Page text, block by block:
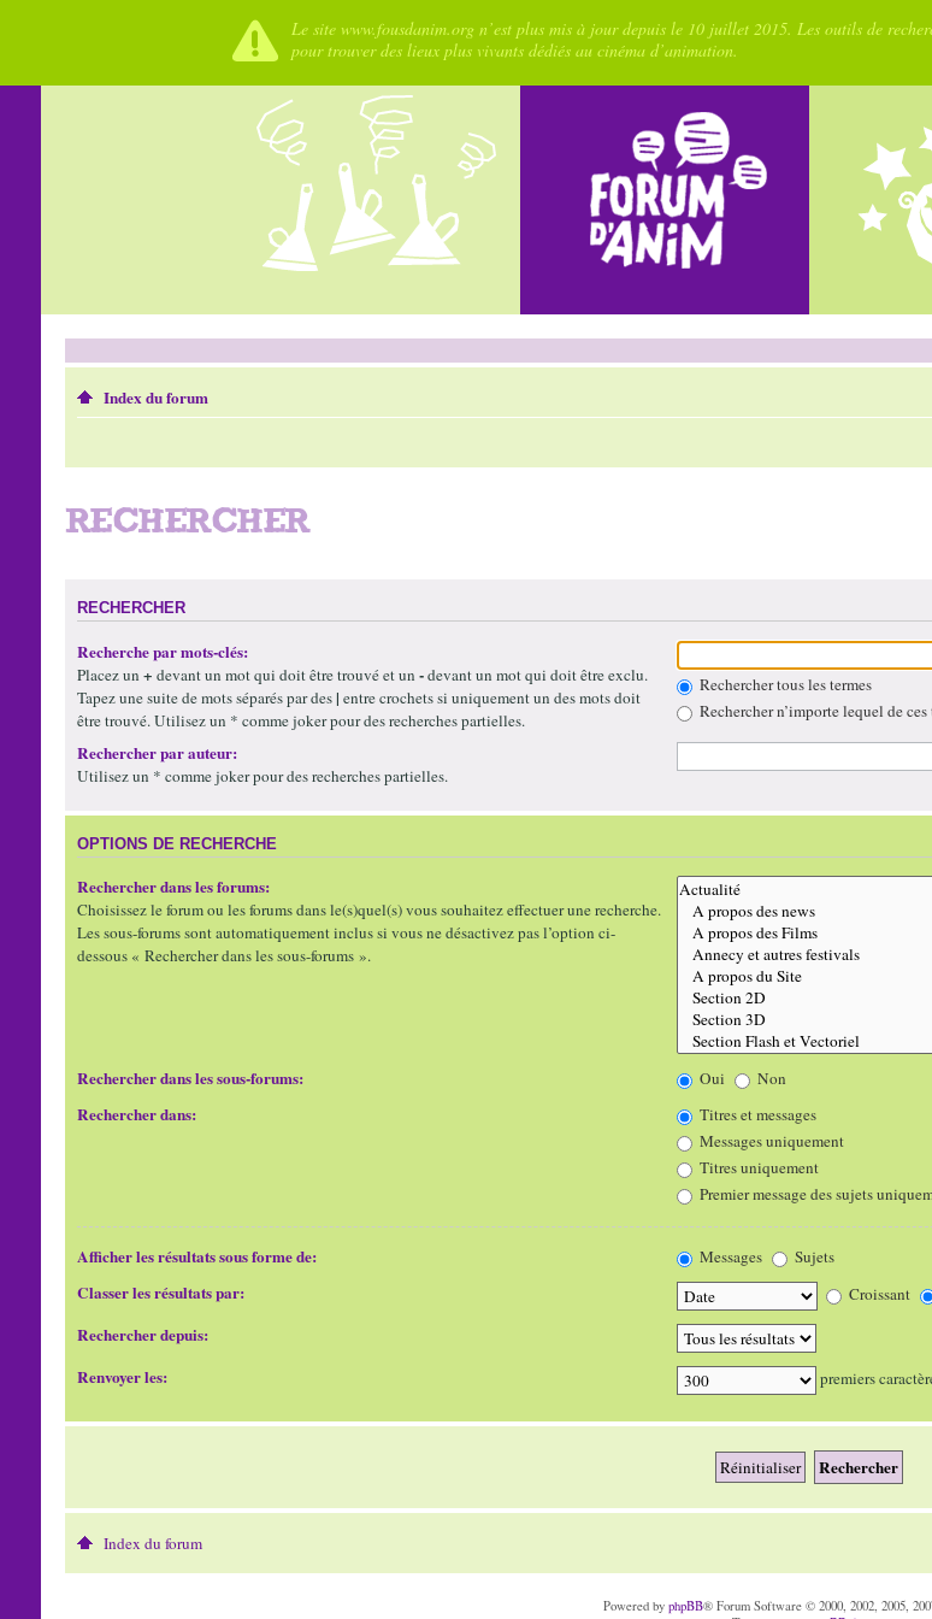
Le site www.fousdanim.org n’est plus mis à jour depuis le 10 juillet 2015. Les outils de
pour trouver des lieux plus vivants dédiés au cinéma d’animation.
Index du forum
RECHERCHER
RECHERCHER
Recherche par mots-clés:
Placez un + devant un mot qui doit être trouvé et un -devant un mot qui doit être exclu.
Tapez une suite de mots séparés par des| entre crochets si uniquement un des mots doit
être trouvé. Utilisez un * comme joker pour des recherches partielles.
Rechercher tous les termes
Rechercher n’importe lequel de ces
Rechercher par auteur:
Utilisez un * comme joker pour des recherches partielles.
OPTIONS DE RECHERCHE
Rechercher dans les forums:
Choisissez le forum ou les forums dans le(s)quel(s) vous souhaitez effectuer une recherche.
Les sous-forums sont automatiquement inclus si vous ne désactivez pas l’option ci-
dessous « Rechercher dans les sous-forums ».
Rechercher dans les sous-forums: Oui Non
Rechercher dans:
Titres et messages
Messages uniquement
Titres uniquement
Premier message des sujets
Afficher les résultats sous forme de: Messages Sujets
Classer les résultats par: Croissant
Rechercher depuis:
Renvoyer les:
premiers
Index du forum
Powered by phpBB® Forum Software © 2000, 2002, 2005,